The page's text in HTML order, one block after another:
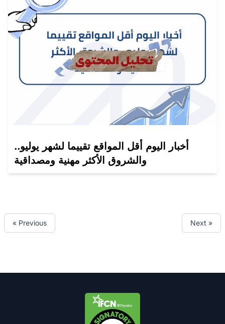
أخبار اليوم أقل المواقع تقييما لشهر يوليو..
والشروق الأكثر مهنية ومصداقية
« Previous Next »